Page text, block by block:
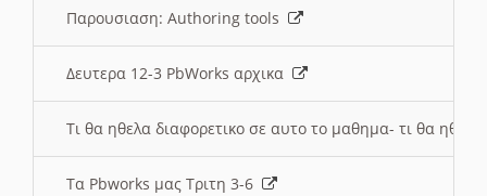
Παρουσιαση: Authoring tools
Δευτερα 12-3 PbWorks αρχικα
Τι θα ηθελα διαφορετικο σε αυτο το μαθημα- τι θα
Τα Pbworks μας Τριτη 3-6